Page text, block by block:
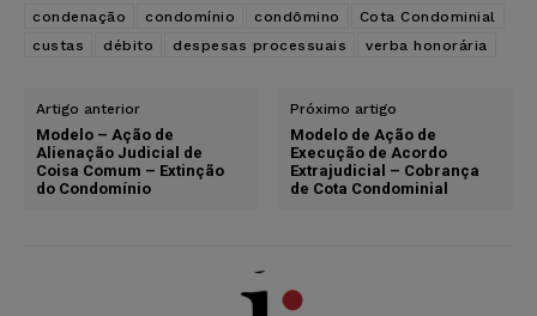
condenação
condomínio condômino
Cota Condominial
custas
débito despesas processuais verba honorária
Artigo anterior
Modelo – Ação de
Alienação Judicial de
Coisa Comum – Extinção
do Condomínio
Próximo artigo
Modelo de Ação de
Execução de Acordo
Extrajudicial – Cobrança
de Cota Condominial